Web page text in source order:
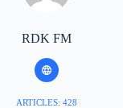
RDK FM
ARTICLES: 428